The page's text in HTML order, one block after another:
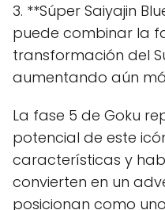
3. **Súper Saiyajin
puede combinar la
transformación del
aumentando aún
La fase 5 de Goku
potencial de este
características y
convierten en un
posicionan como